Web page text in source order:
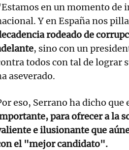
en un momento
Y en España nos
rodeado de
, sino con un
todos con tal de lograr
aseverado.
eso, Serrano ha dicho que
para ofrecer a la
e ilusionante que
el "mejor candidato".